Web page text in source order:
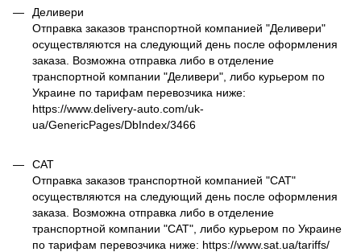
Деливери
Отправка заказов транспортной компанией "Деливери"
осуществляются на следующий день после оформления
заказа. Возможна отправка либо в отделение
транспортной компании "Деливери", либо курьером по
Украине по тарифам перевозчика ниже:
https://www.delivery-auto.com/uk-
ua/GenericPages/DbIndex/3466
САТ
Отправка заказов транспортной компанией "САТ"
осуществляются на следующий день после оформления
заказа. Возможна отправка либо в отделение
транспортной компании "САТ", либо курьером по Украине
по тарифам перевозчика ниже: https://www.sat.ua/tariffs/